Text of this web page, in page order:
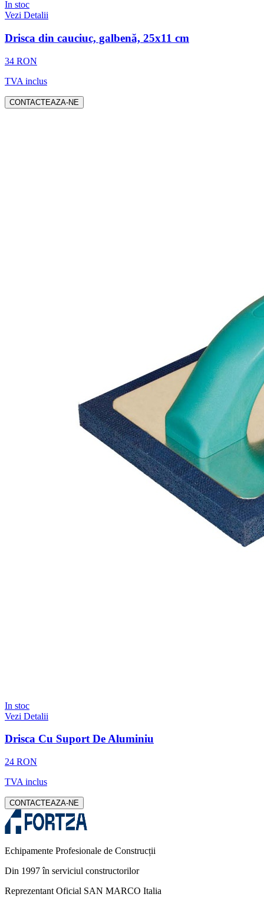
In stoc
Vezi Detalii
Drisca din cauciuc, galbenă, 25x11 cm
34 RON
TVA inclus
CONTACTEAZA-NE
In stoc
Vezi Detalii
Drisca Cu Suport De Aluminiu
24 RON
TVA inclus
CONTACTEAZA-NE
Echipamente Profesionale de Construcții
Din 1997 în serviciul constructorilor
Reprezentant Oficial SAN MARCO Italia